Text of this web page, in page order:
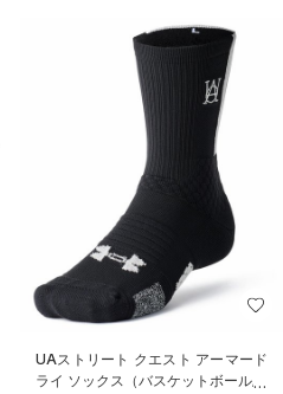
UAストリート クエスト アーマード
ライ ソックス（バスケットボール/U